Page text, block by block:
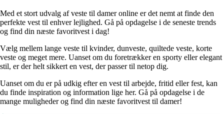
Med et stort udvalg af veste til damer online er det nemt at finde den
perfekte vest til enhver lejlighed. Gå på opdagelse i de seneste trends
og find din næste favoritvest i dag!
Vælg mellem lange veste til kvinder, dunveste, quiltede veste, korte
veste og meget mere. Uanset om du foretrækker en sporty eller elegant
stil, er der helt sikkert en vest, der passer til netop dig.
Uanset om du er på udkig efter en vest til arbejde, fritid eller fest, kan
du finde inspiration og information lige her. Gå på opdagelse i de
mange muligheder og find din næste favoritvest til damer!